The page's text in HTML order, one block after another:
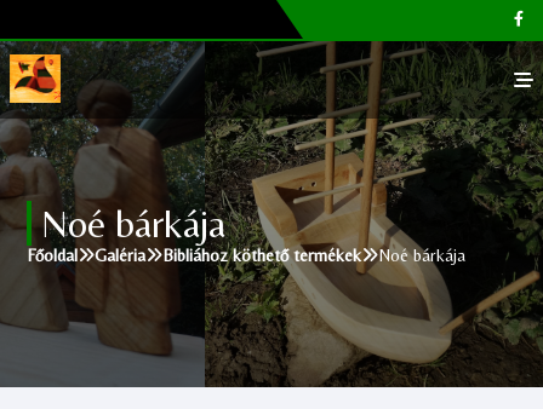
Főoldal
Galéria
Megvásárolható termékek
Cikkek, tippek
Noé bárkája
Főoldal Galéria Bibliához köthető termékek Noé bárkája